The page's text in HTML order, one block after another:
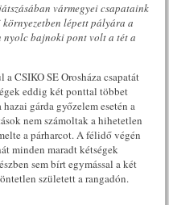
vármegyei csapataink
lépett pályára a
nyolc bajnoki pont volt a tét a
CSIKO SE Orosháza csapatát
eddig két ponttal többet
gárda győzelem esetén a
nem számoltak a hihetetlen
a párharcot. A félidő végén
minden maradt kétségek
sem bírt egymással a két
született a rangadón.